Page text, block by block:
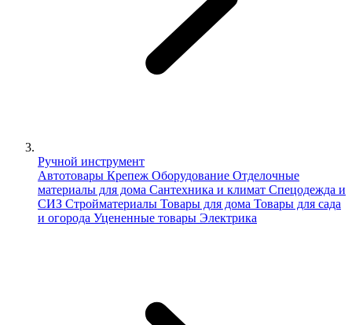
Ручной инструмент
Автотовары Крепеж Оборудование Отделочные
материалы для дома Сантехника и климат Спецодежда и
СИЗ Стройматериалы Товары для дома Товары для сада
и огорода Уцененные товары Электрика